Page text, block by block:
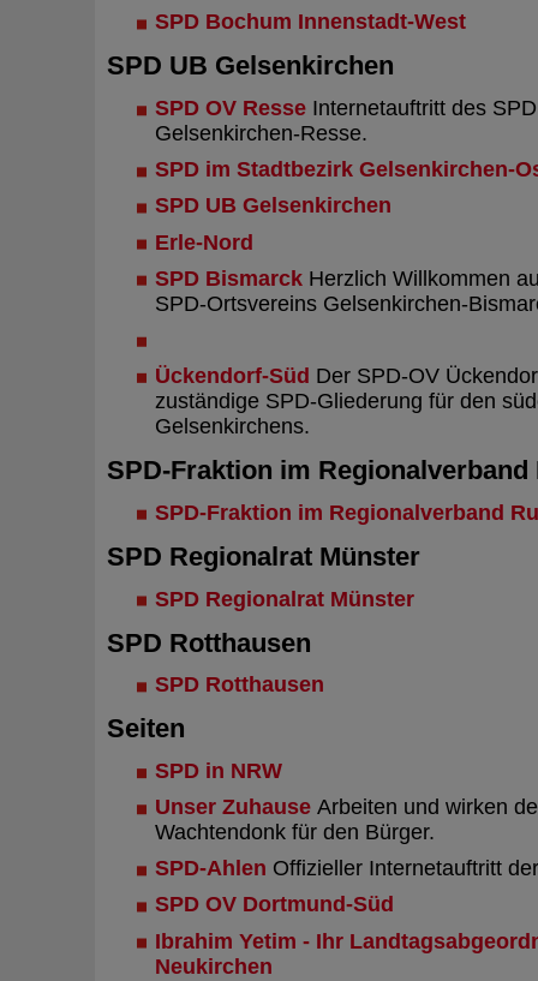
SPD Bochum Innenstadt-West
SPD UB Gelsenkirchen
SPD OV Resse Internetauftritt des
Gelsenkirchen-Resse.
SPD im Stadtbezirk Gelsenkirchen-
SPD UB Gelsenkirchen
Erle-Nord
SPD Bismarck Herzlich Willkommen
SPD-Ortsvereins Gelsenkirchen-
Ückendorf-Süd Der SPD-OV
zuständige SPD-Gliederung für den
Gelsenkirchens.
SPD-Fraktion im Regionalverband
SPD-Fraktion im Regionalverband
SPD Regionalrat Münster
SPD Regionalrat Münster
SPD Rotthausen
SPD Rotthausen
Seiten
SPD in NRW
Unser Zuhause Arbeiten und wirken
Wachtendonk für den Bürger.
SPD-Ahlen Offizieller Internetauftritt
SPD OV Dortmund-Süd
Ibrahim Yetim - Ihr
Neukirchen